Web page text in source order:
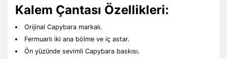
Kalem Çantası Özellikleri:
Orijinal Capybara markalı.
Fermuarlı iki ana bölme ve iç astar.
Ön yüzünde sevimli Capybara baskısı.